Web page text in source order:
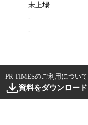
未上場
-
-
PR TIMESのご利用について
資料をダウンロード